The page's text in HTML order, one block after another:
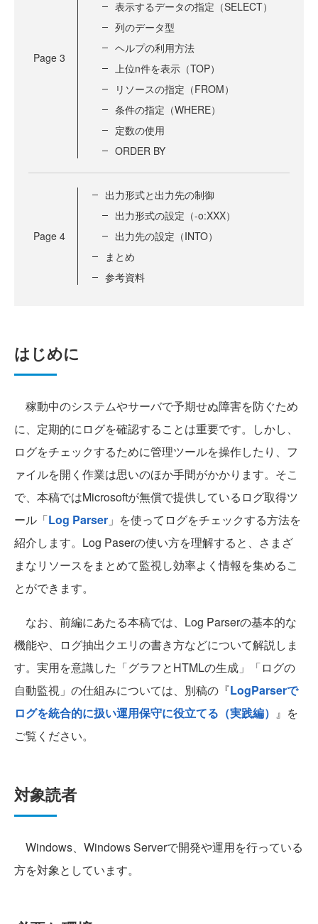
Page 3
表示するデータの指定（SELECT）
列のデータ型
ヘルプの利用方法
上位n件を表示（TOP）
リソースの指定（FROM）
条件の指定（WHERE）
定数の使用
ORDER BY
Page 4
出力形式と出力先の制御
出力形式の設定（-o:XXX）
出力先の設定（INTO）
まとめ
参考資料
はじめに
稼動中のシステムやサーバで予期せぬ障害を防ぐため
に、定期的にログを確認することは重要です。しかし、
ログをチェックするために管理ツールを操作したり、フ
ァイルを開く作業は思いのほか手間がかかります。そこ
で、本稿ではMicrosoftが無償で提供しているログ取得ツ
ール「Log Parser 」を使ってログをチェックする方法を
紹介します。Log Paserの使い方を理解すると、さまざ
まなリソースをまとめて監視し効率よく情報を集めるこ
とができます。
なお、前編にあたる本稿では、Log Parserの基本的な
機能や、ログ抽出クエリの書き方などについて解説しま
す。実用を意識した「グラフとHTMLの生成」「ログの
自動監視」の仕組みについては、別稿の『LogParserで
ログを統合的に扱い運用保守に役立てる（実践編） 』を
ご覧ください。
対象読者
Windows、Windows Serverで開発や運用を行っている
方を対象としています。